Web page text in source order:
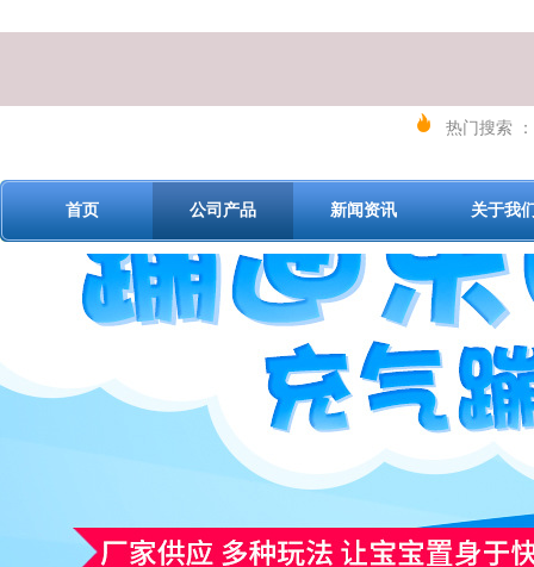
热门搜索 ：
首页 公司产品 新闻资讯 关于我